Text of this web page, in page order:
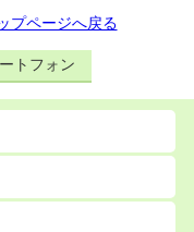
プページへ戻る
トフォン